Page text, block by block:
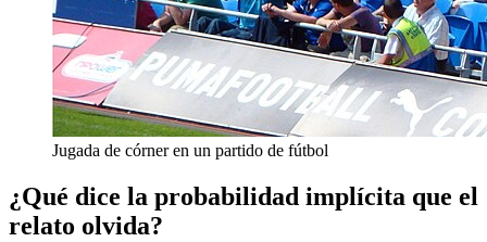
Jugada de córner en un partido de fútbol
¿Qué dice la probabilidad implícita que el
relato olvida?